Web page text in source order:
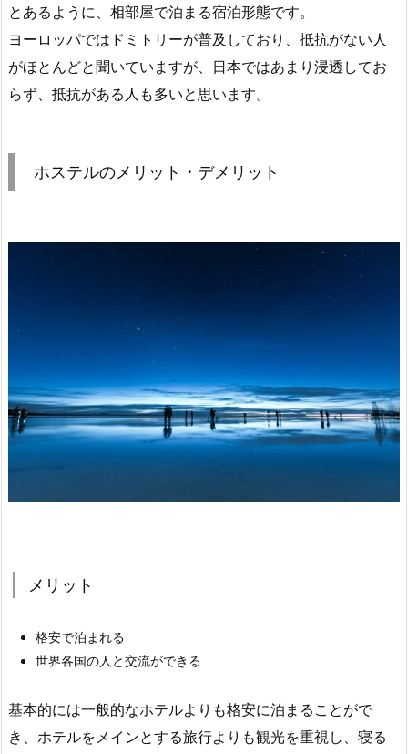
とあるように、相部屋で泊まる宿泊形態です。
ヨーロッパではドミトリーが普及しており、抵抗がない人
がほとんどと聞いていますが、日本ではあまり浸透してお
らず、抵抗がある人も多いと思います。
ホステルのメリット・デメリット
メリット
格安で泊まれる
世界各国の人と交流ができる
基本的には一般的なホテルよりも格安に泊まることがで
き、ホテルをメインとする旅行よりも観光を重視し、寝る